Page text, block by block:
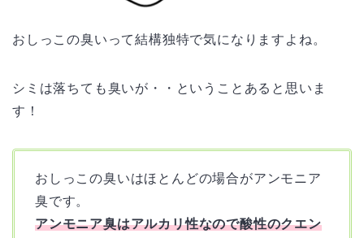
おしっこの臭いって結構独特で気になりますよね。
シミは落ちても臭いが・・ということあると思いま
す！
おしっこの臭いはほとんどの場合がアンモニア
臭です。
アンモニア臭はアルカリ性なので酸性のクエン